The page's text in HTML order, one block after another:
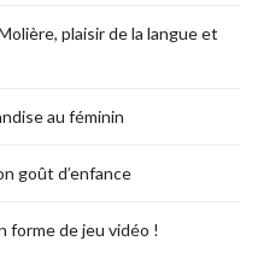
plaisir de la langue et
au féminin
goût d’enfance
forme de jeu vidéo !